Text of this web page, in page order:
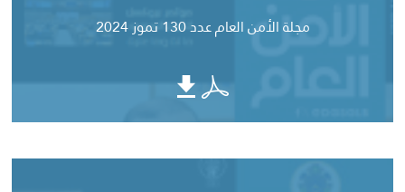
مجلة الأمن العام عدد 130 تموز 2024